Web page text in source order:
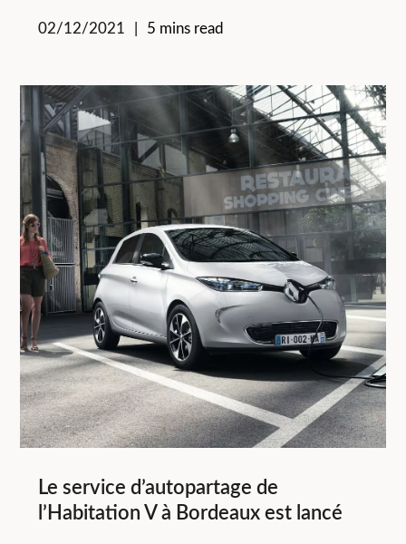
02/12/2021 5 mins read
Le service d’autopartage de
l’Habitation V à Bordeaux est lancé